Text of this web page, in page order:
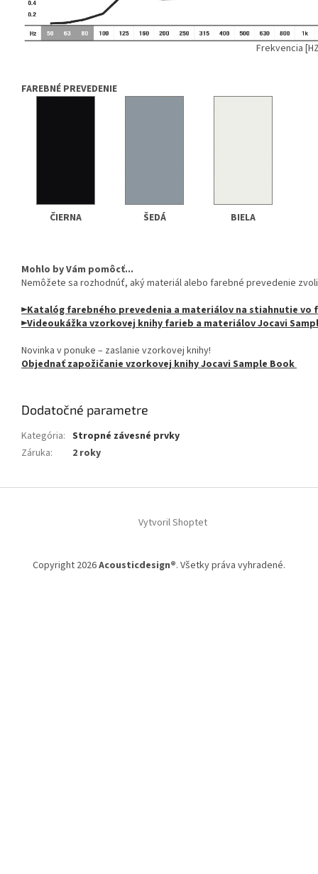
Frekvencia
FAREBNÉ PREVEDENIE
ČIERNA ŠEDÁ BIELA
Mohlo by Vám pomôcť...
Nemôžete sa rozhodnúť, aký materiál alebo farebné prevedenie
►Katalóg farebného prevedenia a materiálov na stiahnutie vo
►Videoukážka vzorkovej knihy farieb a materiálov Jocavi
Novinka v ponuke – zaslanie vzorkovej knihy!
Objednať zapožičanie vzorkovej knihy Jocavi Sample Book
Dodatočné parametre
Kategória: Stropné závesné prvky
Záruka: 2 roky
Vytvoril Shoptet
Copyright 2026Acousticdesign®. Všetky práva vyhradené.